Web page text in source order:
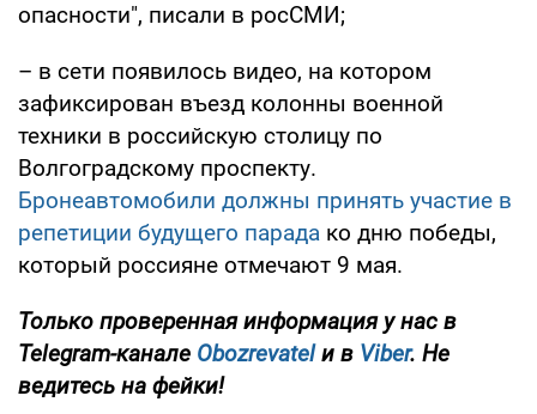
опасности", писали в росСМИ;
– в сети появилось видео, на котором
зафиксирован въезд колонны военной
техники в российскую столицу по
Волгоградскому проспекту.
Бронеавтомобили должны принять участие в
репетиции будущего парада ко дню победы,
который россияне отмечают 9 мая.
Только проверенная информация у нас в
Telegram-канале Obozrevatelи в Viber. Не
ведитесь на фейки!